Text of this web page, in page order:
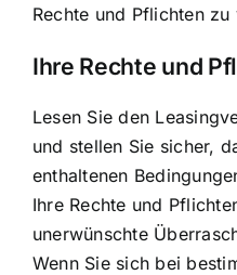
Rechte und Pflichten zu
Ihre Rechte und
Lesen Sie den
und stellen Sie sicher,
enthaltenen
Ihre Rechte und
unerwünschte
Wenn Sie sich bei